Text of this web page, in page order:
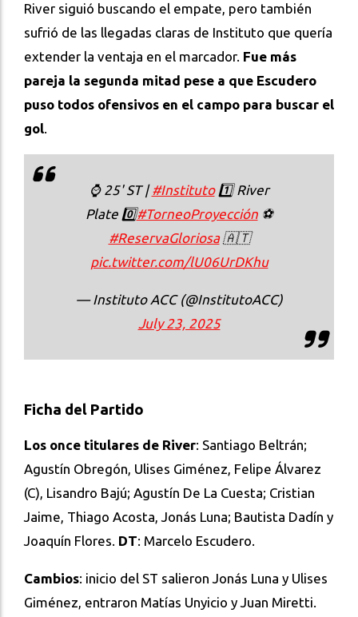
River siguió buscando el empate, pero también
sufrió de las llegadas claras de Instituto que quería
extender la ventaja en el marcador. Fue más
pareja la segunda mitad pese a que Escudero
puso todos ofensivos en el campo para buscar el
gol.
⌚️ 25' ST |#Instituto1️⃣ River
Plate 0️⃣#TorneoProyección⚽
#ReservaGloriosa🇦🇹
pic.twitter.com/lU06UrDKhu
— Instituto ACC (@InstitutoACC)
July 23, 2025
Ficha del Partido
Los once titulares de River: Santiago Beltrán;
Agustín Obregón, Ulises Giménez, Felipe Álvarez
(C), Lisandro Bajú; Agustín De La Cuesta; Cristian
Jaime, Thiago Acosta, Jonás Luna; Bautista Dadín y
Joaquín Flores. DT: Marcelo Escudero.
Cambios: inicio del ST salieron Jonás Luna y Ulises
Giménez, entraron Matías Unyicio y Juan Miretti.